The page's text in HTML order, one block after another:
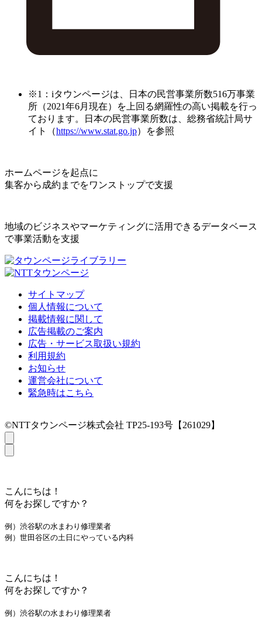
※1：iタウンページは、日本の民営事業所数516万事業
所（2021年6月現在）を上回る網羅性の高い掲載を行っ
ております。日本の民営事業所数は、総務省統計局サ
イト（https://www.stat.go.jp）を参照
ホームページを起点に
集客から成約までをワンストップで支援
地域のビジネスやマーケティングに活用できるデータベース
で事業活動を支援
サイトマップ
個人情報について
掲載情報に関して
広告掲載のご案内
広告・サービス取扱い規約
利用規約
お知らせ
運営会社について
緊急時はこちら
©NTTタウンページ株式会社 TP25-193号【261029】
こんにちは！
何をお探しですか？
例）渋谷駅の水まわり修理業者
例）世田谷区の土日にやっている内科
こんにちは！
何をお探しですか？
例）渋谷駅の水まわり修理業者